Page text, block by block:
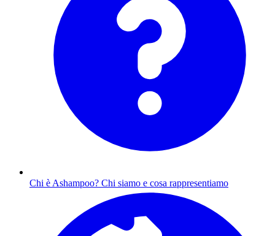
Chi è Ashampoo? Chi siamo e cosa rappresentiamo